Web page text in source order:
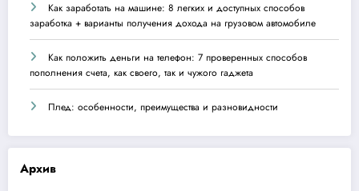
Как заработать на машине: 8 легких и доступных способов
заработка + варианты получения дохода на грузовом автомобиле
Как положить деньги на телефон: 7 проверенных способов
пополнения счета, как своего, так и чужого гаджета
Плед: особенности, преимущества и разновидности
Архив